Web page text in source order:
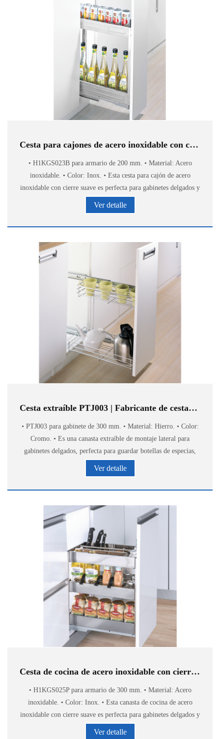
Cesta para cajones de acero inoxidable con cierre suave H1KGS023B
• H1KGS023B para armario de 200 mm. • Material: Acero
inoxidable. • Color: Inox. • Esta cesta para cajón de acero
inoxidable con cierre suave es perfecta para gabinetes delgados y
Ver detalle
Cesta extraíble PTJ003 | Fabricante de cestas de cocina
• PTJ003 para gabinete de 300 mm. • Material: Hierro. • Color:
Cromo. • Es una canasta extraíble de montaje lateral para
gabinetes delgados, perfecta para guardar botellas de especias,
Ver detalle
Cesta de cocina de acero inoxidable con cierre suave H1KGS025P
• H1KGS025P para armario de 300 mm. • Material: Acero
inoxidable. • Color: Inox. • Esta canasta de cocina de acero
inoxidable con cierre suave es perfecta para gabinetes delgados y
Ver detalle